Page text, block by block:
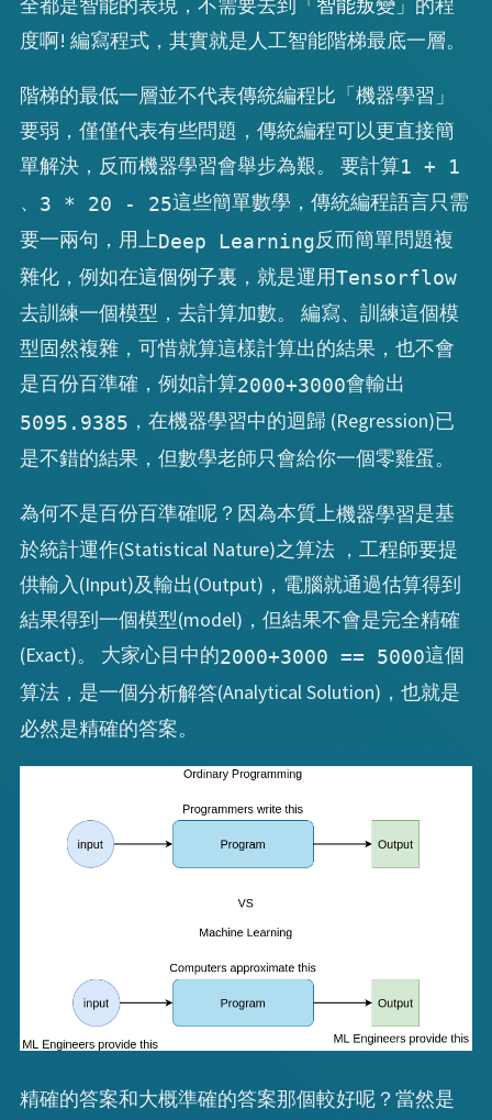
度啊! 編寫程式，其實就是人工智能階梯最底一層。
階梯的最低一層並不代表傳統編程比「機器學習」
要弱，僅僅代表有些問題，傳統編程可以更直接簡
單解決，反而機器學習會舉步為艱。 要計算1 + 1
、 3 * 20 - 25這些簡單數學，傳統編程語言只需
要一兩句，用上Deep Learning反而簡單問題複
雜化，例如在這個例子裏 ，就是運用Tensorflow
去訓練一個模型，去計算加數。 編寫、訓練這個模
型固然複雜，可惜就算這樣計算出的結果，也不會
是百份百準確，例如計算2000+3000會輸出
5095.9385 ，在機器學習中的迴歸 (Regression)已
是不錯的結果，但數學老師只會給你一個零雞蛋。
為何不是百份百準確呢？因為本質上機器學習是基
於統計運作(Statistical Nature)之算法 ，工程師要提
供輸入(Input)及輸出(Output)，電腦就通過估算得到
結果得到一個模型(model)，但結果不會是完全精確
(Exact)。 大家心目中的2000+3000 == 5000這個
算法，是一個分析解答(Analytical Solution)，也就是
必然是精確的答案。
精確的答案和大概準確的答案那個較好呢？當然是